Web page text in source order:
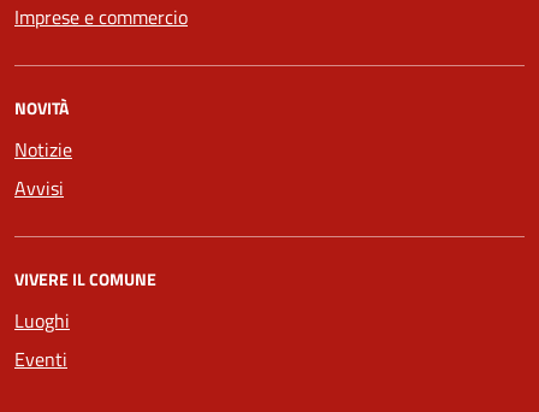
Imprese e commercio
NOVITÀ
Notizie
Avvisi
VIVERE IL COMUNE
Luoghi
Eventi